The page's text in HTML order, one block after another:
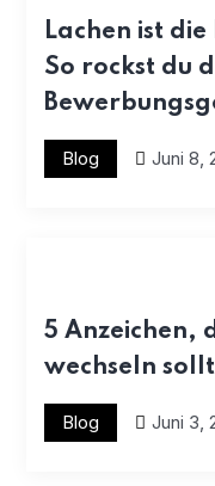
Lachen ist
So rockst du
Blog Juni 8,
5 Anzeichen,
wechseln
Blog Juni 3,